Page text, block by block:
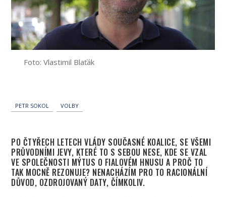
Foto: Vlastimil Blaťák
PETR SOKOL VOLBY
PO ČTYŘECH LETECH VLÁDY SOUČASNÉ KOALICE, SE VŠEMI
PRŮVODNÍMI JEVY, KTERÉ TO S SEBOU NESE, KDE SE VZAL
VE SPOLEČNOSTI MÝTUS O FIALOVÉM HNUSU A PROČ TO
TAK MOCNĚ REZONUJE? NENACHÁZÍM PRO TO RACIONÁLNÍ
DŮVOD, OZDROJOVANÝ DATY, ČÍMKOLIV.